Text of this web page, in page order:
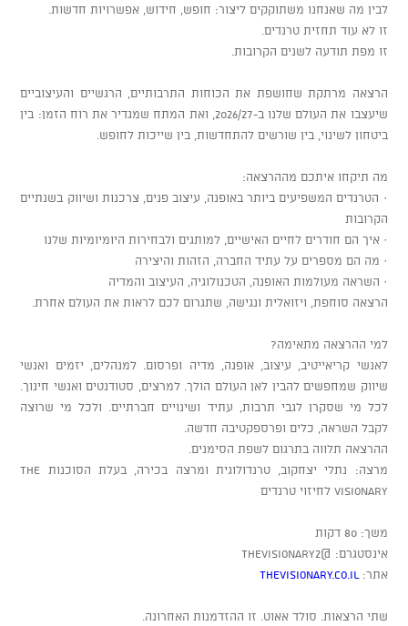
לבין מה שאנחנו משתוקקים ליצור: חופש, חידוש, אפשרויות חדשות.
זו לא עוד תחזית טרנדים.
זו מפת תודעה לשנים הקרובות.
הרצאה מרתקת שחושפת את הכוחות התרבותיים, הרגשיים והעיצוביים
שיעצבו את העולם שלנו ב-2026/27, ואת המתח שמגדיר את רוח הזמן: בין
ביטחון לשינוי, בין שורשים להתחדשות, בין שייכות לחופש.
מה תיקחו איתכם מההרצאה:
· הטרנדים המשפיעים ביותר באופנה, עיצוב פנים, צרכנות ושיווק בשנתיים
הקרובות
· איך הם חודרים לחיים האישיים, למותגים ולבחירות היומיומיות שלנו
· מה הם מספרים על עתיד החברה, הזהות והיצירה
· השראה מעולמות האופנה, הטכנולוגיה, העיצוב והמדיה
הרצאה סוחפת, ויזואלית ונגישה, שתגרום לכם לראות את העולם אחרת.
למי ההרצאה מתאימה?
לאנשי קריאייטיב, עיצוב, אופנה, מדיה ופרסום. למנהלים, יזמים ואנשי
שיווק שמחפשים להבין לאן העולם הולך. למרצים, סטודנטים ואנשי חינוך.
לכל מי שסקרן לגבי תרבות, עתיד ושינויים חברתיים. ולכל מי שרוצה
לקבל השראה, כלים ופרספקטיבה חדשה.
ההרצאה תלווה בתרגום לשפת הסימנים.
מרצה: נתלי יצחקוב, טרנדולוגית ומרצה בכירה, בעלת הסוכנות THE
VISIONARY לחיזוי טרנדים
משך: 80 דקות
אינסטגרם: @THEVISIONARY2
אתר: THEVISIONARY.CO.IL
שתי הרצאות. סולד אאוט. זו ההזדמנות האחרונה.